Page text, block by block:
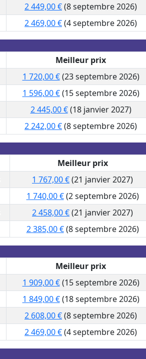
2 449,00 €(8 septembre 2026)
2 469,00 €(4 septembre 2026)
Meilleur prix
1 720,00 €(23 septembre 2026)
1 596,00 €(15 septembre 2026)
2 445,00 €(18 janvier 2027)
2 242,00 €(8 septembre 2026)
Meilleur prix
1 767,00 €(21 janvier 2027)
1 740,00 €(2 septembre 2026)
2 458,00 €(21 janvier 2027)
2 385,00 €(8 septembre 2026)
Meilleur prix
1 909,00 €(15 septembre 2026)
1 849,00 €(18 septembre 2026)
2 608,00 €(8 septembre 2026)
2 469,00 €(4 septembre 2026)